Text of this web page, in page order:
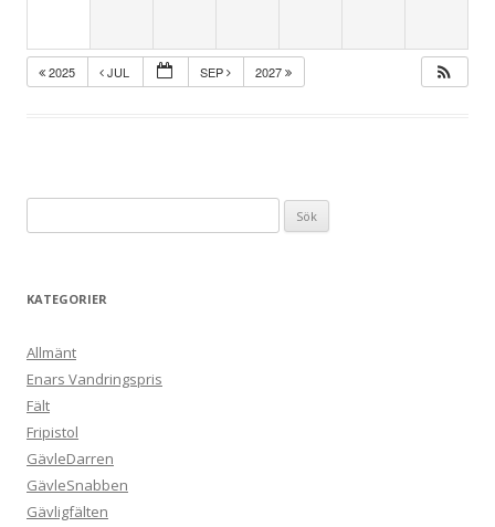
2025 JUL SEP 2027
efter:
KATEGORIER
Allmänt
Enars Vandringspris
Fält
Fripistol
GävleDarren
GävleSnabben
Gävligfälten